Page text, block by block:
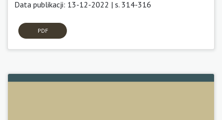
Data publikacji: 13-12-2022 | s. 314-316
PDF